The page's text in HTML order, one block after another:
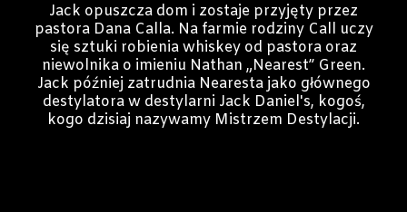
Jack opuszcza dom i zostaje przyjęty przez
pastora Dana Calla. Na farmie rodziny Call uczy
się sztuki robienia whiskey od pastora oraz
niewolnika o imieniu Nathan „Nearest” Green.
Jack później zatrudnia Nearesta jako głównego
destylatora w destylarni Jack Daniel's, kogoś,
kogo dzisiaj nazywamy Mistrzem Destylacji.